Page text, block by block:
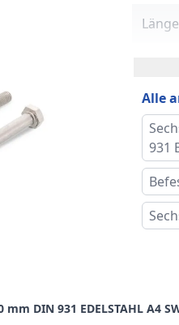
Alle
931
DIN 931 EDELSTAHL A4